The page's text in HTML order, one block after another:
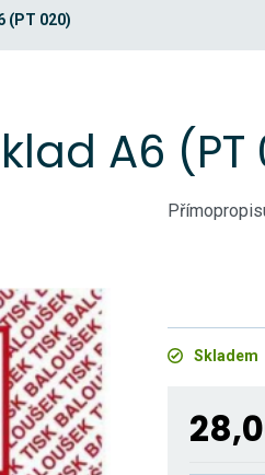
(PT 020)
A6 (PT
Skladem